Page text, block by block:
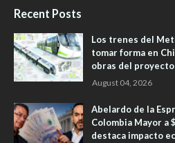
Recent Posts
Los trenes del
tomar forma en
obras del
August 04, 2026
Abelardo de la
Colombia Mayor a
destaca impacto